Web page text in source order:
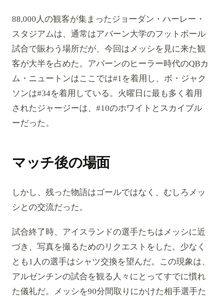
88,000人の観客が集まったジョーダン・ハーレー・
スタジアムは、通常はアバーン大学のフットボール
試合で賑わう場所だが、今回はメッシを見に来た観
客が大半を占めた。アバーンのヒーラー時代のQBカ
ム・ニュートンはここでは#1を着用し、ボ・ジャク
ソンは#34を着用している。火曜日に最も多く着用
されたジャージーは、#10のホワイトとスカイブル
ーだった。
マッチ後の場面
しかし、残った物語はゴールではなく、むしろメッ
シとの交流だった。
試合終了時、アイスランドの選手たちはメッシに近
づき、写真を撮るためのリクエストをした。少なく
とも1人の選手はシャツ交換を望んだ。この現象は、
アルゼンチンの試合を観る人々にとってすでに慣れ
た儀礼だ。メッシを90分間取りにかけた相手選手た